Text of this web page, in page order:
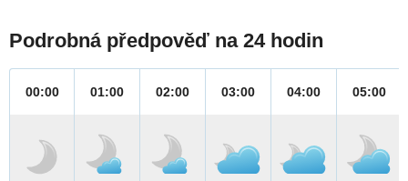
Podrobná předpověď na 24 hodin
00:00 01:00 02:00 03:00 04:00 05:00